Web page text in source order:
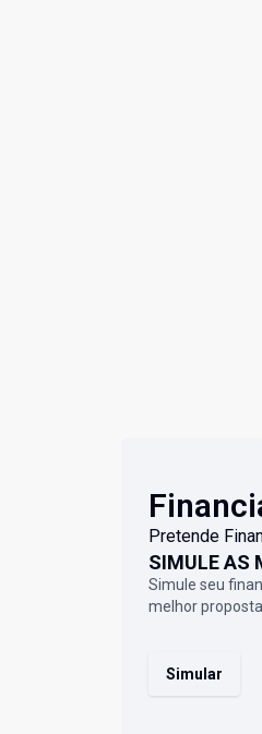
Pretende
SIMULE AS
Simule seu
melhor
Simular